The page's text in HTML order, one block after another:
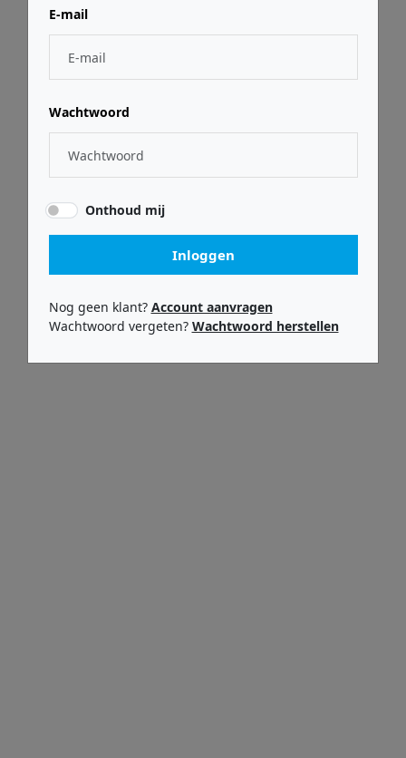
€ 199,00
E-mail
Wachtwoord
Onthoud mij
Inloggen
Nog geen klant? Account aanvragen
Wachtwoord vergeten? Wachtwoord herstellen